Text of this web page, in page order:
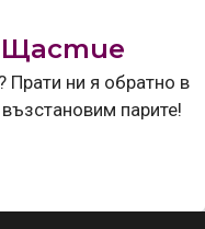
Щастие
Прати ни я обратно в
парите!